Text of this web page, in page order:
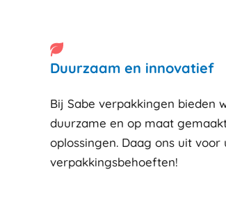
Duurzaam en innovatief
Bij Sabe verpakkingen bieden
duurzame en op maat
oplossingen. Daag ons uit voor
verpakkingsbehoeften!